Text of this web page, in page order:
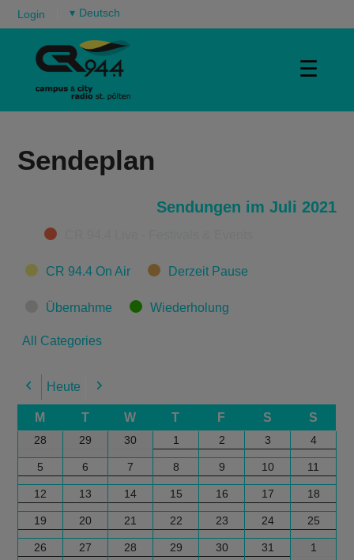
Login ▾
☰
Sendeplan
Sendungen im Juli 2021
Categories
CR 94.4 On Air Derzeit Pause
Übernahme Wiederholung
All Categories
Previous
Heute Next
M T W T F S S
28 29 30 1 2 3 4
5 6 7 8 9 10 11
12 13 14 15 16 17 18
19 20 21 22 23 24 25
26 27 28 29 30 31 1